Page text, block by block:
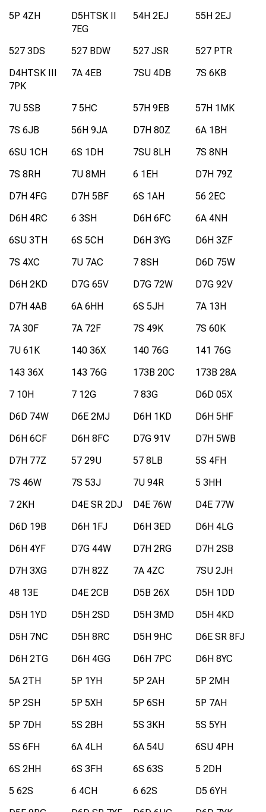
5P 4ZH
D5HTSK II
7EG
54H 2EJ 55H 2EJ
527 3DS 527 BDW 527 JSR
527 PTR
D4HTSK III
7PK
7A 4EB 7SU 4DB 7S 6KB
7U 5SB 7 5HC 57H 9EB
57H 1MK
7S 6JB
56H 9JA D7H 80Z
6A 1BH
6SU 1CH
6S 1DH 7SU 8LH
7S 8NH
7S 8RH
7U 8MH 6 1EH
D7H 79Z
D7H 4FG
D7H 5BF 6S 1AH
56 2EC
D6H 4RC
6 3SH D6H 6FC
6A 4NH
6SU 3TH
6S 5CH D6H 3YG
D6H 3ZF
7S 4XC
7U 7AC 7 8SH
D6D 75W
D6H 2KD
D7G 65V D7G 72W
D7G 92V
D7H 4AB
6A 6HH 6S 5JH
7A 13H
7A 30F
7A 72F 7S 49K
7S 60K
7U 61K
140 36X 140 76G
141 76G
143 36X
143 76G 173B 20C
173B 28A
7 10H
7 12G 7 83G
D6D 05X
D6D 74W
D6E 2MJ D6H 1KD
D6H 5HF
D6H 6CF
D6H 8FC D7G 91V
D7H 5WB
D7H 77Z
57 29U 57 8LB
5S 4FH
7S 46W
7S 53J 7U 94R
5 3HH
7 2KH
D4E SR 2DJ D4E 76W
D4E 77W
D6D 19B
D6H 1FJ D6H 3ED
D6H 4LG
D6H 4YF
D7G 44W D7H 2RG
D7H 2SB
D7H 3XG
D7H 82Z 7A 4ZC
7SU 2JH
48 13E
D4E 2CB D5B 26X
D5H 1DD
D5H 1YD
D5H 2SD D5H 3MD
D5H 4KD
D5H 7NC
D5H 8RC D5H 9HC
D6E SR 8FJ
D6H 2TG
D6H 4GG D6H 7PC
D6H 8YC
5A 2TH
5P 1YH 5P 2AH
5P 2MH
5P 2SH
5P 5XH 5P 6SH
5P 7AH
5P 7DH
5S 2BH 5S 3KH
5S 5YH
5S 6FH
6A 4LH 6A 54U
6SU 4PH
6S 2HH
6S 3FH 6S 63S
5 2DH
5 62S
6 4CH 6 62S
D5 6YH